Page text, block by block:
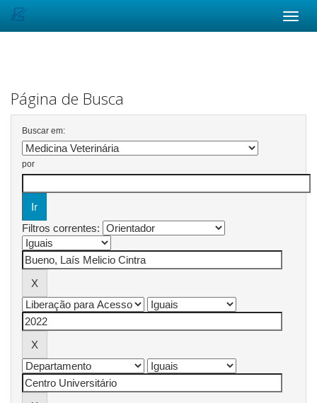
Página de Busca
Buscar em:
por
Filtros correntes: